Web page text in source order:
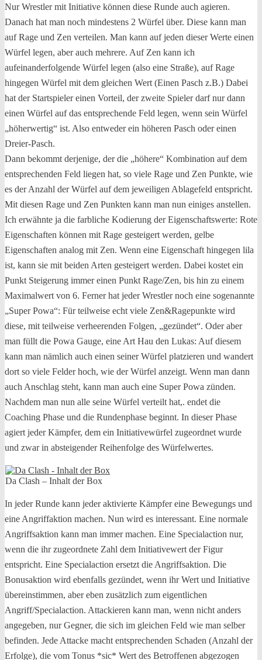
Nur Wrestler mit Initiative können diese Runde auch agieren.
Danach hat man noch mindestens 2 Würfel über. Diese kann man
auf Rage und Zen verteilen. Man kann auf jeden dieser Werte einen
Würfel legen, aber auch mehrere. Auf Zen kann ich
aufeinanderfolgende Würfel legen (also eine Straße), auf Rage
hingegen Würfel mit dem gleichen Wert (Einen Pasch z.B.) Dabei
hat der Startspieler einen Vorteil, der zweite Spieler darf nur dann
einen Würfel auf das entsprechende Feld legen, wenn sein Würfel
„höherwertig“ ist. Also entweder ein höheren Pasch oder einen
Dreier-Pasch.
Dann bekommt derjenige, der die „höhere“ Kombination auf dem
entsprechenden Feld liegen hat, so viele Rage und Zen Punkte, wie
es der Anzahl der Würfel auf dem jeweiligen Ablagefeld entspricht.
Mit diesen Rage und Zen Punkten kann man nun einiges anstellen.
Ich erwähnte ja die farbliche Kodierung der Eigenschaftswerte: Rote
Eigenschaften können mit Rage gesteigert werden, gelbe
Eigenschaften analog mit Zen. Wenn eine Eigenschaft hingegen lila
ist, kann sie mit beiden Arten gesteigert werden. Dabei kostet ein
Punkt Steigerung immer einen Punkt Rage/Zen, bis hin zu einem
Maximalwert von 6. Ferner hat jeder Wrestler noch eine sogenannte
„Super Powa“: Für teilweise echt viele Zen&Ragepunkte wird
diese, mit teilweise verheerenden Folgen, „gezündet“. Oder aber
man füllt die Powa Gauge, eine Art Hau den Lukas: Auf diesem
kann man nämlich auch einen seiner Würfel platzieren und wandert
dort so viele Felder hoch, wie der Würfel anzeigt. Wenn man dann
auch Anschlag steht, kann man auch eine Super Powa zünden.
Nachdem man nun alle seine Würfel verteilt hat,. endet die
Coaching Phase und die Rundenphase beginnt. In dieser Phase
agiert jeder Kämpfer, dem ein Initiativewürfel zugeordnet wurde
und zwar in absteigender Reihenfolge des Würfelwertes.
Da Clash – Inhalt der Box
In jeder Runde kann jeder aktivierte Kämpfer eine Bewegungs und
eine Angriffaktion machen. Nun wird es interessant. Eine normale
Angriffsaktion kann man immer machen. Eine Specialaction nur,
wenn die ihr zugeordnete Zahl dem Initiativewert der Figur
entspricht. Eine Specialaction ersetzt die Angriffsaktion. Die
Bonusaktion wird ebenfalls gezündet, wenn ihr Wert und Initiative
übereinstimmen, aber eben zusätzlich zum eigentlichen
Angriff/Specialaction. Attackieren kann man, wenn nicht anders
angegeben, nur Gegner, die sich im gleichen Feld wie man selber
befinden. Jede Attacke macht entsprechenden Schaden (Anzahl der
Erfolge), die vom Tonus *sic* Wert des Betroffenen abgezogen